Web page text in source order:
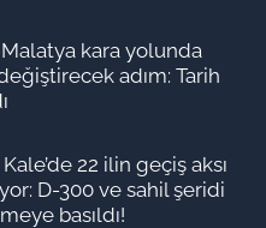
kara yolunda
adım: Tarih
22 ilin geçiş aksı
D-300 ve sahil şeridi
basıldı!